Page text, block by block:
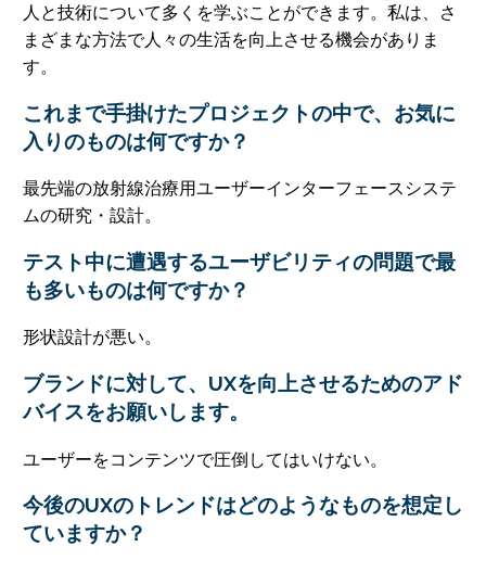
人と技術について多くを学ぶことができます。私は、さ
まざまな方法で人々の生活を向上させる機会がありま
す。
これまで手掛けたプロジェクトの中で、お気に
入りのものは何ですか？
最先端の放射線治療用ユーザーインターフェースシステ
ムの研究・設計。
テスト中に遭遇するユーザビリティの問題で最
も多いものは何ですか？
形状設計が悪い。
ブランドに対して、UXを向上させるためのアド
バイスをお願いします。
ユーザーをコンテンツで圧倒してはいけない。
今後のUXのトレンドはどのようなものを想定し
ていますか？